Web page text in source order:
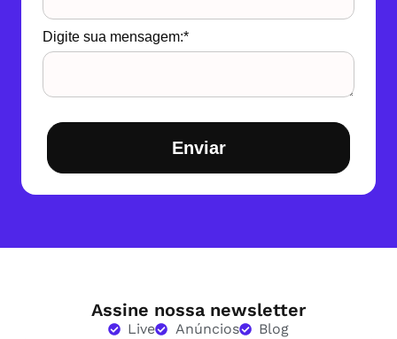
Digite sua mensagem:*
Enviar
Assine nossa newsletter
Live Anúncios Blog